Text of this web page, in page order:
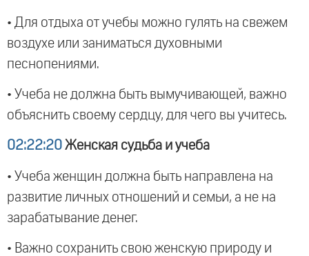
• Для отдыха от учебы можно гулять на свежем
воздухе или заниматься духовными
песнопениями.
• Учеба не должна быть вымучивающей, важно
объяснить своему сердцу, для чего вы учитесь.
02:22:20 Женская судьба и учеба
• Учеба женщин должна быть направлена на
развитие личных отношений и семьи, а не на
зарабатывание денег.
• Важно сохранить свою женскую природу и